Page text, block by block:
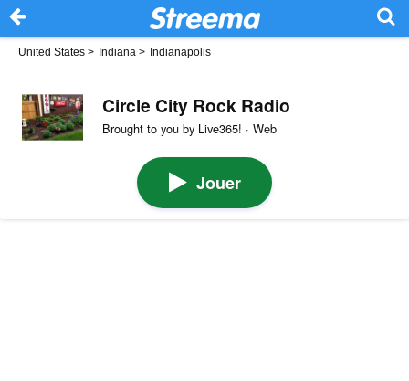
United States > Indiana > Indianapolis
Circle City Rock Radio
Brought to you by Live365! · Web
Jouer